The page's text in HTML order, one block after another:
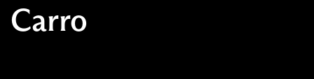
Carro